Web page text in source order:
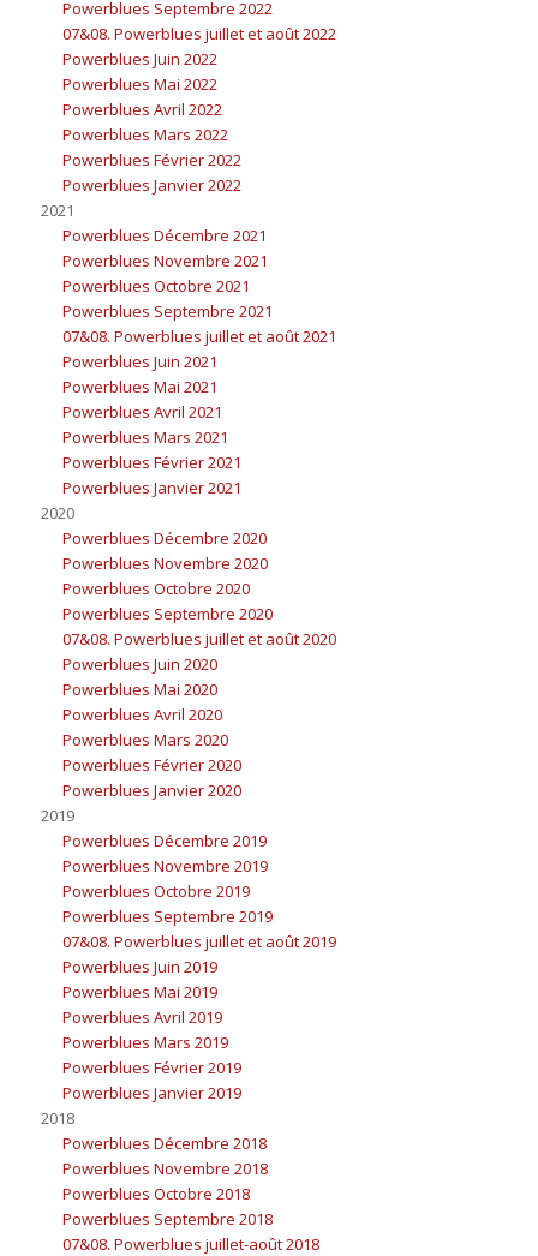
Powerblues Septembre 2022
07&08. Powerblues juillet et août 2022
Powerblues Juin 2022
Powerblues Mai 2022
Powerblues Avril 2022
Powerblues Mars 2022
Powerblues Février 2022
Powerblues Janvier 2022
2021
Powerblues Décembre 2021
Powerblues Novembre 2021
Powerblues Octobre 2021
Powerblues Septembre 2021
07&08. Powerblues juillet et août 2021
Powerblues Juin 2021
Powerblues Mai 2021
Powerblues Avril 2021
Powerblues Mars 2021
Powerblues Février 2021
Powerblues Janvier 2021
2020
Powerblues Décembre 2020
Powerblues Novembre 2020
Powerblues Octobre 2020
Powerblues Septembre 2020
07&08. Powerblues juillet et août 2020
Powerblues Juin 2020
Powerblues Mai 2020
Powerblues Avril 2020
Powerblues Mars 2020
Powerblues Février 2020
Powerblues Janvier 2020
2019
Powerblues Décembre 2019
Powerblues Novembre 2019
Powerblues Octobre 2019
Powerblues Septembre 2019
07&08. Powerblues juillet et août 2019
Powerblues Juin 2019
Powerblues Mai 2019
Powerblues Avril 2019
Powerblues Mars 2019
Powerblues Février 2019
Powerblues Janvier 2019
2018
Powerblues Décembre 2018
Powerblues Novembre 2018
Powerblues Octobre 2018
Powerblues Septembre 2018
07&08. Powerblues juillet-août 2018